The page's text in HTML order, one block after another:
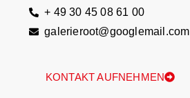
+ 49 30 45 08 61 00
galerieroot@googlemail.com
KONTAKT AUFNEHMEN